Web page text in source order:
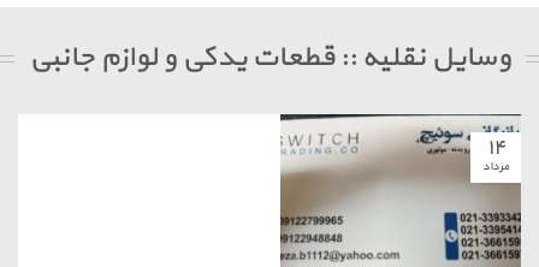
نقلیه :: قطعات یدکی و لوازم جانبی